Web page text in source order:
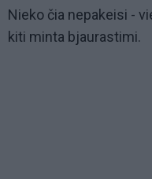
Nieko čia nepakeisi -
kiti minta bjaurastimi.